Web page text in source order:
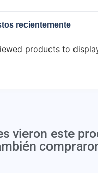
recientemente
products to
vieron este